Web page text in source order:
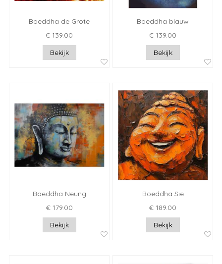
Boeddha de Grote
€ 139.00
Bekijk
Boeddha blauw
€ 139.00
Bekijk
Boeddha Neung
€ 179.00
Bekijk
Boeddha Sie
€ 189.00
Bekijk